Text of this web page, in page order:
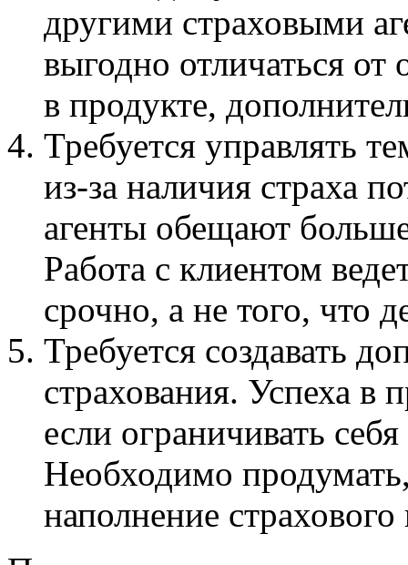
другими страховыми
выгодно отличаться
в продукте,
Требуется управлять
из-за наличия страха
агенты обещают
Работа с клиентом
срочно, а не того, что
Требуется создавать
страхования. Успеха в
если ограничивать
Необходимо
наполнение страхового